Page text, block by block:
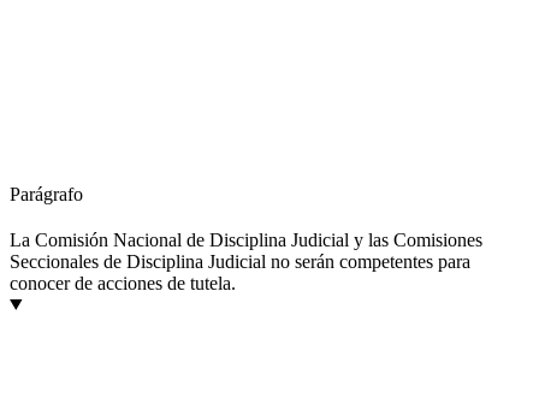
Parágrafo
La Comisión Nacional de Disciplina Judicial y las Comisiones
Seccionales de Disciplina Judicial no serán competentes para
conocer de acciones de tutela.